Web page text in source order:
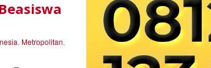
, Metropolitan,